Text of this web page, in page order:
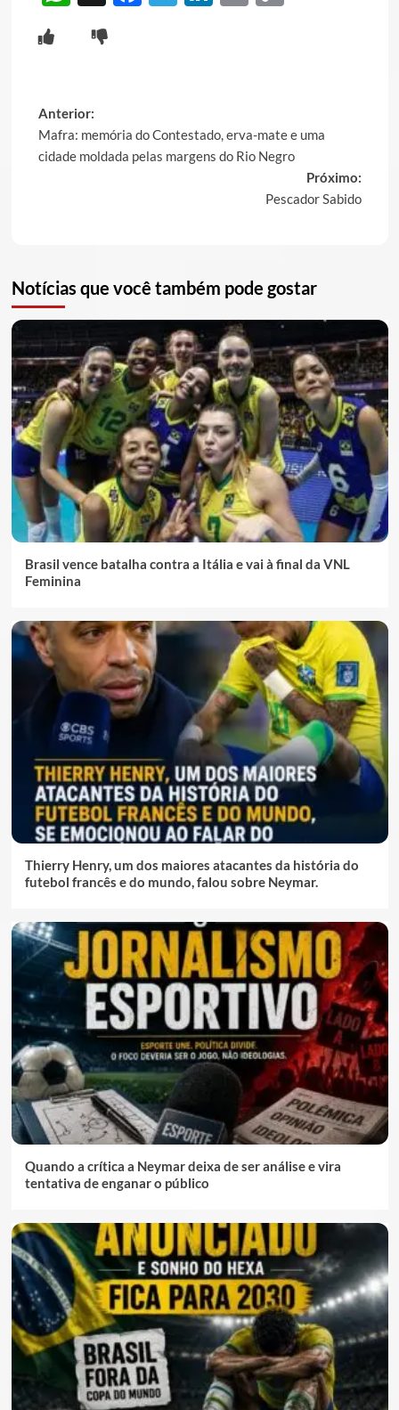
Post
navigation
Anterior:
Mafra: memória do Contestado, erva-mate e uma
cidade moldada pelas margens do Rio Negro
Próximo:
Pescador Sabido
Notícias que você também pode gostar
Brasil vence batalha contra a Itália e vai à final da VNL
Feminina
Thierry Henry, um dos maiores atacantes da história do
futebol francês e do mundo, falou sobre Neymar.
Quando a crítica a Neymar deixa de ser análise e vira
tentativa de enganar o público